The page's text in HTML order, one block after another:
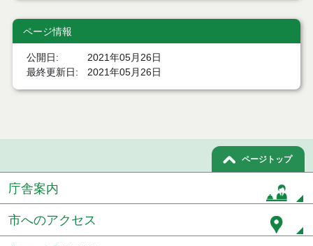
令和８年７月２２日執行 委託・賃貸借等見積徴取
結果
札）（電子入札）
令和８年７月１７日執行 委託・賃貸借等入札結果
令和８年７月１7日執行 工事入札結果（条件付一般
競争入札）
令和８年７月１５日執行 委託・賃貸借等見積徴取
ページ情報
公開日
2021年05月26日
最終更新日
2021年05月26日
ページトップ
庁舎案内
市へのアクセス